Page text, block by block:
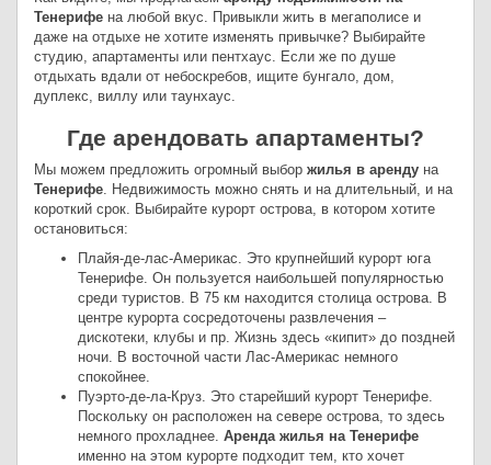
Тенерифе на любой вкус. Привыкли жить в мегаполисе и
даже на отдыхе не хотите изменять привычке? Выбирайте
студию, апартаменты или пентхаус. Если же по душе
отдыхать вдали от небоскребов, ищите бунгало, дом,
дуплекс, виллу или таунхаус.
Где арендовать апартаменты?
Мы можем предложить огромный выбор жилья в аренду на
Тенерифе. Недвижимость можно снять и на длительный, и на
короткий срок. Выбирайте курорт острова, в котором хотите
остановиться:
Плайя-де-лас-Америкас. Это крупнейший курорт юга
Тенерифе. Он пользуется наибольшей популярностью
среди туристов. В 75 км находится столица острова. В
центре курорта сосредоточены развлечения –
дискотеки, клубы и пр. Жизнь здесь «кипит» до поздней
ночи. В восточной части Лас-Америкас немного
спокойнее.
Пуэрто-де-ла-Круз. Это старейший курорт Тенерифе.
Поскольку он расположен на севере острова, то здесь
немного прохладнее. Аренда жилья на Тенерифе
именно на этом курорте подходит тем, кто хочет